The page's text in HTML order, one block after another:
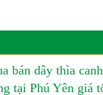
bán dây thìa
tại Phú Yên giá